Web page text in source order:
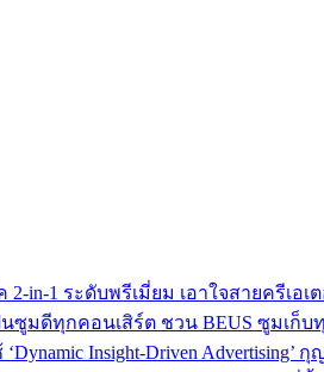
2-in-1 ระดับพรีเมี่ยม เอาใจสายครีเ
นซูมดีทุกคอนเสิร์ต ชวน BEUS ซูมเ
Insight-Driven Advertising’